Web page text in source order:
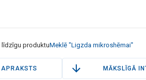
līdzīgu produktuMeklē "Ligzda mikroshēmai"
APRAKSTS MĀKSLĪGĀ